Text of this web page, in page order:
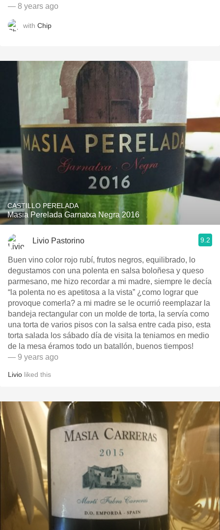
— 8 years ago
with Chip
CASTILLO PERELADA
Masia Perelada Garnatxa Negra 2016
Livio Pastorino 9.2
Buen vino color rojo rubí, frutos negros, equilibrado, lo
degustamos con una polenta en salsa boloñesa y queso
parmesano, me hizo recordar a mi madre, siempre le decía
“la polenta no es apetitosa a la vista” ¿como lograr que
provoque comerla? a mi madre se le ocurrió reemplazar la
bandeja rectangular con un molde de torta, la servía como
una torta de varios pisos con la salsa entre cada piso, esta
torta salada los sábado día de visita la teniamos en medio
de la mesa éramos todo un batallón, buenos tiempos!
— 9 years ago
Livio liked this